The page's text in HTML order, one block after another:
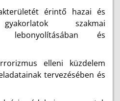
érintő hazai és
szakmai
lebonyolításában és
elleni küzdelem
tervezésében és